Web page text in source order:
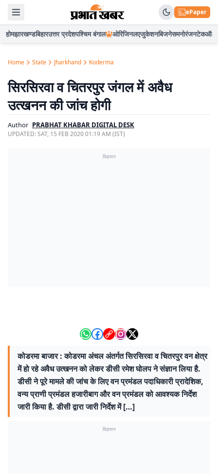
ePaper
होमझारखण्डबिहारउत्तर प्रदेशपश्चिम बंगाल ओरिजिनलएजुकेशनबिजनेसमनोरंजनटेकऑटो
Home State Jharkhand Koderma
सिरसिरवा व चितरपुर जंगल में अवैध
उत्खनन की जांच होगी
Author PRABHAT KHABAR DIGITAL DESK
UPDATED:SAT, 15 FEB 2020 01:19 AM (IST)
विज्ञापन
कोडरमा बाजार : कोडरमा अंचल अंतर्गत सिरसिरवा व चितरपुर वन क्षेत्र
में हो रहे अवैध उत्खनन को लेकर डीसी रमेश घोलप ने संज्ञान लिया है.
डीसी ने पूरे मामले की जांच के लिए वन प्रमंडल पदाधिकारी प्रादेशिक,
वन्य प्राणी प्रमंडल हजारीबाग और वन प्रमंडल को आवश्यक निर्देश
जारी किया है. डीसी द्वारा जारी निर्देश में […]
विज्ञापन